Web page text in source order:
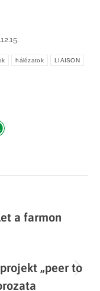
hálózatok LIAISON
a farmon
„peer to